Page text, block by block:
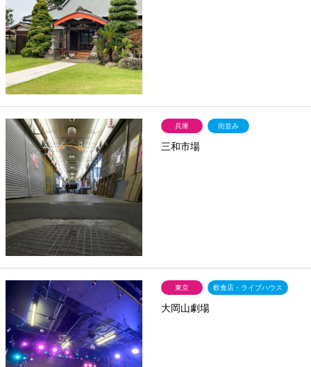
兵庫 街並み
三和市場
東京 飲食店・ライブハウス
大岡山劇場